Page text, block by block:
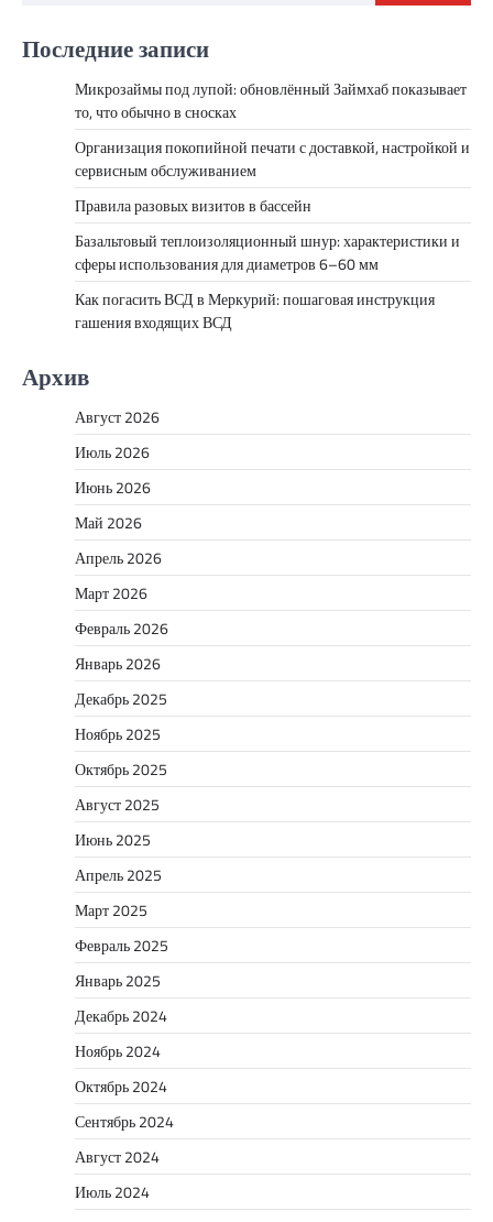
Последние записи
Микрозаймы под лупой: обновлённый Займхаб показывает
то, что обычно в сносках
Организация покопийной печати с доставкой, настройкой и
сервисным обслуживанием
Правила разовых визитов в бассейн
Базальтовый теплоизоляционный шнур: характеристики и
сферы использования для диаметров 6–60 мм
Как погасить ВСД в Меркурий: пошаговая инструкция
гашения входящих ВСД
Архив
Август 2026
Июль 2026
Июнь 2026
Май 2026
Апрель 2026
Март 2026
Февраль 2026
Январь 2026
Декабрь 2025
Ноябрь 2025
Октябрь 2025
Август 2025
Июнь 2025
Апрель 2025
Март 2025
Февраль 2025
Январь 2025
Декабрь 2024
Ноябрь 2024
Октябрь 2024
Сентябрь 2024
Август 2024
Июль 2024